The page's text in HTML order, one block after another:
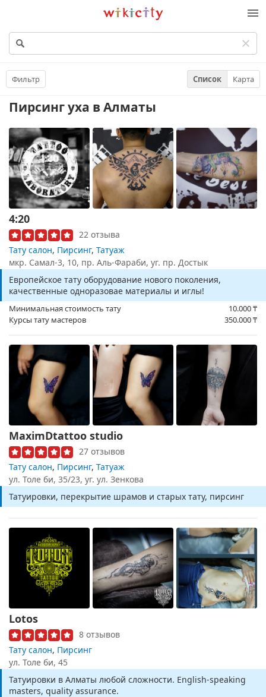
Викисити
Фильтр Список Карта
Пирсинг уха в Алматы
4:20
22 отзыва
Тату салон, Пирсинг, Татуаж
мкр. Самал-3, 10, пр. Аль-Фараби, уг. пр. Достык
Европейское тату оборудование нового поколения,
качественные одноразовае материалы и иглы!
Минимальная стоимость тату 10.000₸
Курсы тату мастеров
350.000₸
MaximDtattoo studio
27 отзывов
Тату салон, Пирсинг, Татуаж
ул. Толе би, 35/23, уг. ул. Зенкова
Татуировки, перекрытие шрамов и старых тату, пирсинг
Lotos
8 отзывов
Тату салон, Пирсинг
ул. Толе би, 45
Татуировки в Алматы любой сложности. English-speaking
masters, quality assurance.